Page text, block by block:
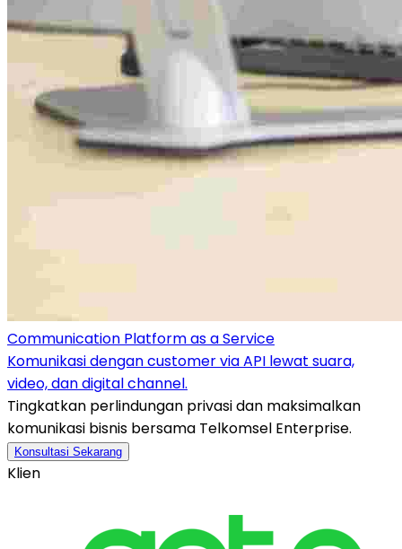
Communication Platform as a Service
Komunikasi dengan customer via API lewat suara,
video, dan digital channel.
Tingkatkan perlindungan privasi dan maksimalkan
komunikasi bisnis bersama Telkomsel Enterprise.
Konsultasi Sekarang
Klien